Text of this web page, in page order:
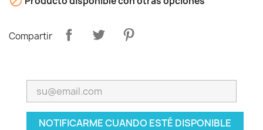
Compartir
NOTIFICARME CUANDO ESTÉ DISPONIBLE